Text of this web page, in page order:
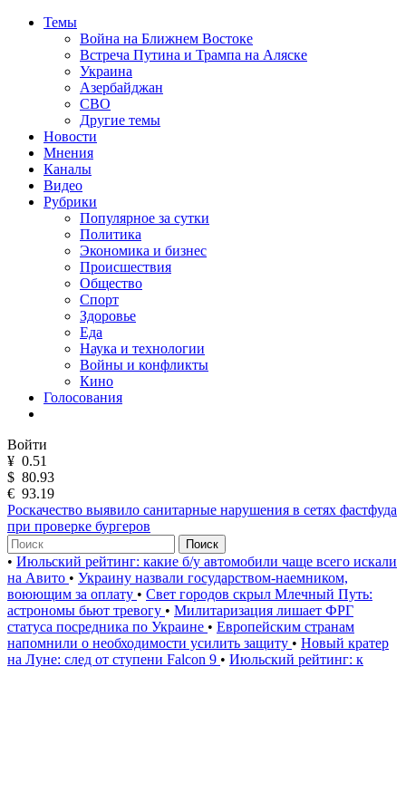
Темы
Война на Ближнем Востоке
Встреча Путина и Трампа на Аляске
Украина
Азербайджан
СВО
Другие темы
Новости
Мнения
Каналы
Видео
Рубрики
Популярное за сутки
Политика
Экономика и бизнес
Происшествия
Общество
Спорт
Здоровье
Еда
Наука и технологии
Войны и конфликты
Кино
Голосования
Войти
¥ 0.51
$ 80.93
€ 93.19
Роскачество выявило санитарные нарушения в сетях фастфуда
при проверке бургеров
Поиск
• Июльский рейтинг: какие б/у автомобили чаще всего искали
на Авито • Украину назвали государством-наемником,
воюющим за оплату • Свет городов скрыл Млечный Путь:
астрономы бьют тревогу • Милитаризация лишает ФРГ
статуса посредника по Украине • Европейским странам
напомнили о необходимости усилить защиту • Новый кратер
на Луне: след от ступени Falcon 9 • Июльский рейтинг: к